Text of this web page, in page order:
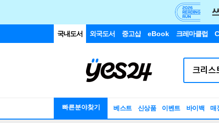
국내도서 외국도서 중고샵 eBook 크레마클럽
빠른분야찾기 베스트 신상품 이벤트 바이백 매